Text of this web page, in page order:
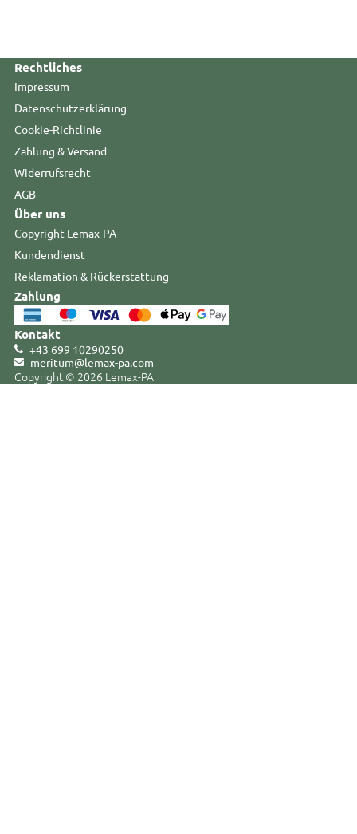
Rechtliches
Impressum
Datenschutzerklärung
Cookie-Richtlinie
Zahlung & Versand
Widerrufsrecht
AGB
Über uns
Copyright Lemax-PA
Kundendienst
Reklamation & Rückerstattung
Zahlung
Kontakt
+43 699 10290250
meritum@lemax-pa.com
Copyright © 2026 Lemax-PA